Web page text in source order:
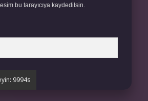
bu tarayıcıya kaydedilsin.